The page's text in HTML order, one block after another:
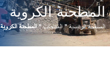
المطحنة الكروية
الصفحة الرئيسية"المنتجات"المطحنة الكروية